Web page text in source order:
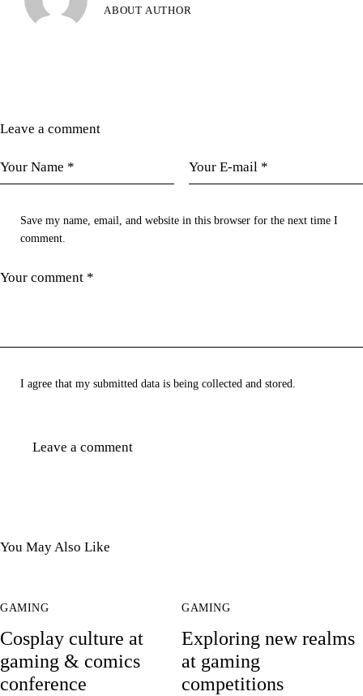
ABOUT AUTHOR
Leave a comment
Save my name, email, and website in this browser for the next time I
comment.
I agree that my submitted data is being collected and stored.
You May Also Like
GAMING
Cosplay culture at
gaming & comics
conference
GAMING
Exploring new realms
at gaming
competitions